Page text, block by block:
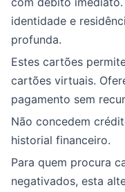
identidade e
profunda.
Estes cartões
cartões virtuais.
pagamento sem
Não concedem
historial financeiro.
Para quem procura
negativados, esta